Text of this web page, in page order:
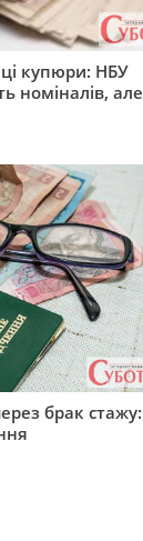
купюри: НБУ
номіналів, але
брак стажу: